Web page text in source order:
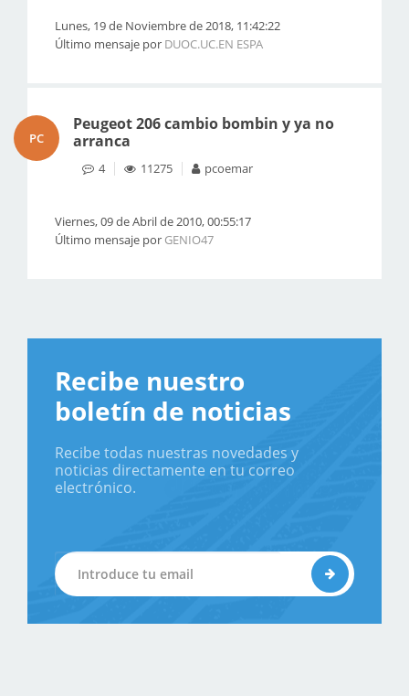
Lunes, 19 de Noviembre de 2018, 11:42:22
Último mensaje por DUOC.UC.EN ESPA
PC
Peugeot 206 cambio bombin y ya no
arranca
4 11275 pcoemar
Viernes, 09 de Abril de 2010, 00:55:17
Último mensaje por GENIO47
Recibe nuestro
boletín de noticias
Recibe todas nuestras novedades y
noticias directamente en tu correo
electrónico.